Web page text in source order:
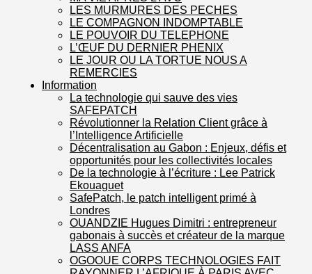
LES MURMURES DES PECHES
LE COMPAGNON INDOMPTABLE
LE POUVOIR DU TELEPHONE
L’ŒUF DU DERNIER PHENIX
LE JOUR OU LA TORTUE NOUS A
REMERCIES
Information
La technologie qui sauve des vies
SAFEPATCH
Révolutionner la Relation Client grâce à
l’Intelligence Artificielle
Décentralisation au Gabon : Enjeux, défis et
opportunités pour les collectivités locales
De la technologie à l’écriture : Lee Patrick
Ekouaguet
SafePatch, le patch intelligent primé à
Londres
OUANDZIE Hugues Dimitri : entrepreneur
gabonais à succès et créateur de la marque
LASS ANFA
OGOOUE CORPS TECHNOLOGIES FAIT